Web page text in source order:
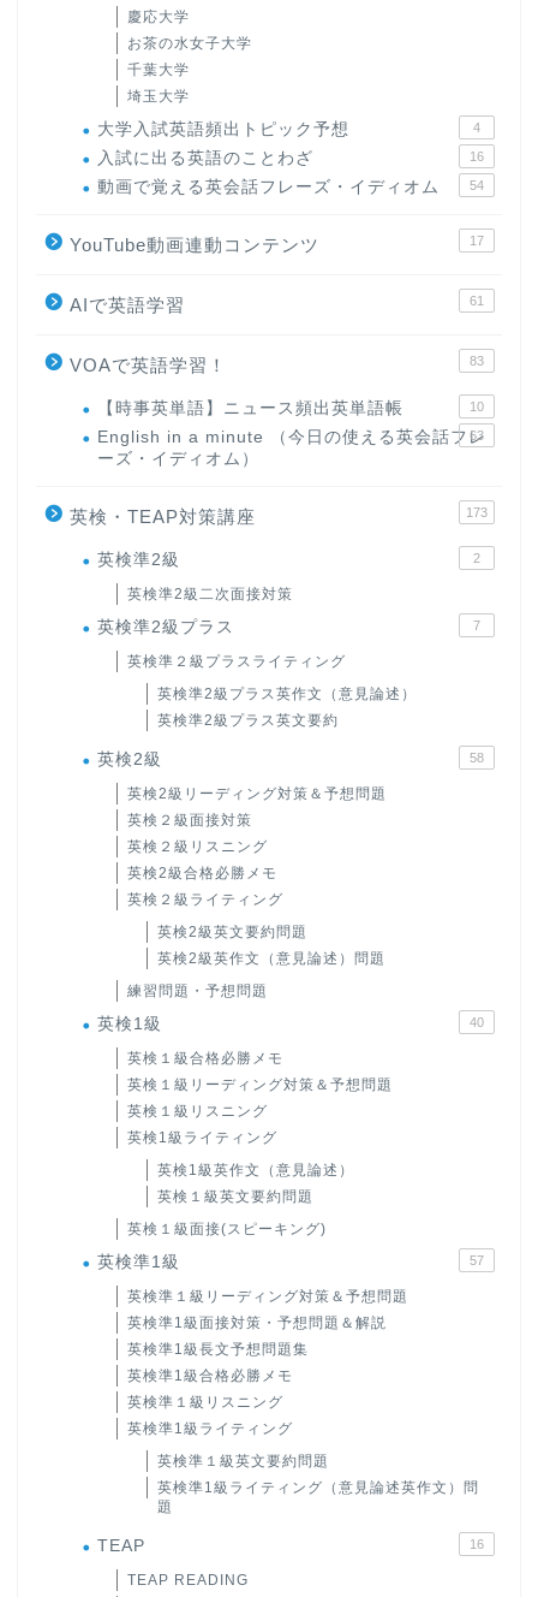
慶応大学
お茶の水女子大学
千葉大学
埼玉大学
大学入試英語頻出トピック予想 4
入試に出る英語のことわざ 16
動画で覚える英会話フレーズ・イディオム 54
YouTube動画連動コンテンツ 17
AIで英語学習 61
VOAで英語学習！ 83
【時事英単語】ニュース頻出英単語帳 10
English in a minute （今日の使える英会話フレ
ーズ・イディオム）
63
英検・TEAP対策講座 173
英検準2級 2
英検準2級二次面接対策
英検準2級プラス 7
英検準２級プラスライティング
英検準2級プラス英作文（意見論述）
英検準2級プラス英文要約
英検2級 58
英検2級リーディング対策＆予想問題
英検２級面接対策
英検２級リスニング
英検2級合格必勝メモ
英検２級ライティング
英検2級英文要約問題
英検2級英作文（意見論述）問題
練習問題・予想問題
英検1級 40
英検１級合格必勝メモ
英検１級リーディング対策＆予想問題
英検１級リスニング
英検1級ライティング
英検1級英作文（意見論述）
英検１級英文要約問題
英検１級面接(スピーキング)
英検準1級 57
英検準１級リーディング対策＆予想問題
英検準1級面接対策・予想問題＆解説
英検準1級長文予想問題集
英検準1級合格必勝メモ
英検準１級リスニング
英検準1級ライティング
英検準１級英文要約問題
英検準1級ライティング（意見論述英作文）問
題
TEAP 16
TEAP READING